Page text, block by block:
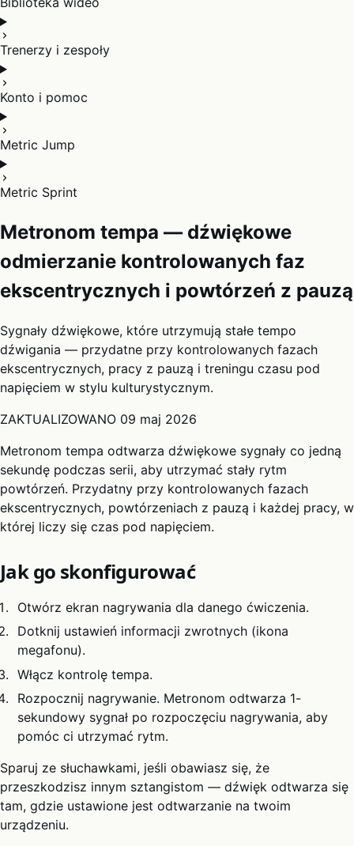
Trenerzy i zespoły
Konto i pomoc
Metric Jump
Metric Sprint
Metronom tempa — dźwiękowe
odmierzanie kontrolowanych faz
ekscentrycznych i powtórzeń z pauzą
Sygnały dźwiękowe, które utrzymują stałe tempo
dźwigania — przydatne przy kontrolowanych fazach
ekscentrycznych, pracy z pauzą i treningu czasu pod
napięciem w stylu kulturystycznym.
ZAKTUALIZOWANO 09 maj 2026
Metronom tempa odtwarza dźwiękowe sygnały co jedną
sekundę podczas serii, aby utrzymać stały rytm
powtórzeń. Przydatny przy kontrolowanych fazach
ekscentrycznych, powtórzeniach z pauzą i każdej pracy, w
której liczy się czas pod napięciem.
Jak go skonfigurować
Otwórz ekran nagrywania dla danego ćwiczenia.
Dotknij ustawień informacji zwrotnych (ikona
megafonu).
Włącz kontrolę tempa.
Rozpocznij nagrywanie. Metronom odtwarza 1-
sekundowy sygnał po rozpoczęciu nagrywania, aby
pomóc ci utrzymać rytm.
Sparuj ze słuchawkami, jeśli obawiasz się, że
przeszkodzisz innym sztangistom — dźwięk odtwarza się
tam, gdzie ustawione jest odtwarzanie na twoim
urządzeniu.